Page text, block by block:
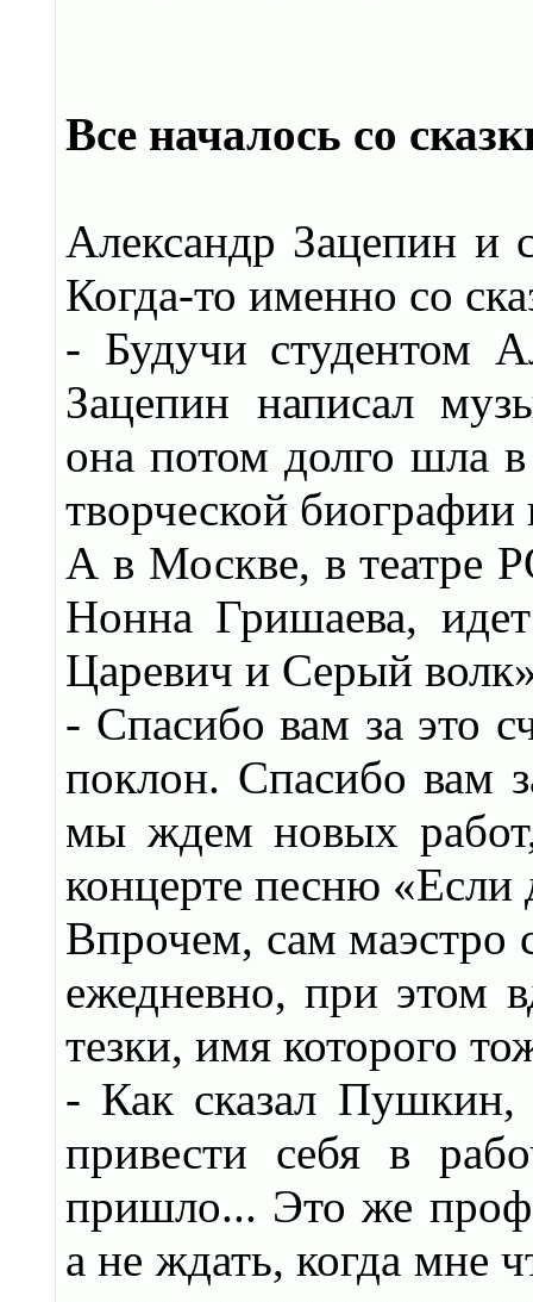
Все началось со
Александр Зацепин и
Когда-то именно со
- Будучи студентом
Зацепин написал
она потом долго шла
творческой
А в Москве, в театре
Нонна Гришаева,
Царевич и Серый
- Спасибо вам за это
поклон. Спасибо вам
мы ждем новых
концерте песню «Если
Впрочем, сам маэстро
ежедневно, при этом
тезки, имя которого
- Как сказал Пушкин,
привести себя в
пришло... Это же
а не ждать, когда мне